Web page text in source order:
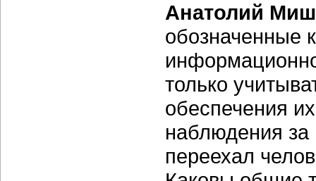
Анатолий
обозначенные
только
обеспечения
наблюдения
переехал